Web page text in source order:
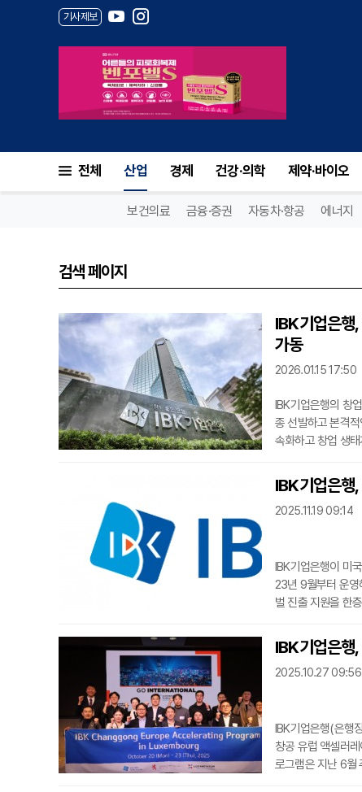
기사제보
전체 산업 경제 건강·의학 제약·바이오
보건의료 금융·증권 자동차·항공 에너지
검색 페이지
IBK기업은행
가동
2026.01.15 17:50
IBK기업은행의 창
종 선발하고 본격
속화하고 창업 생
기술, 음식물 폐기
춘 기업들이 대거
시할 계획
IBK기업은행,
2025.11.19 09:14
IBK기업은행이 미
23년 9월부터 운영
벌 진출 지원을 한
원 허브 역할을 수
회 정무위원회 여
을 함께
IBK기업은행,
2025.10.27 09:56
IBK기업은행(은행
창공 유럽 액셀러
로그램은 지난 6월